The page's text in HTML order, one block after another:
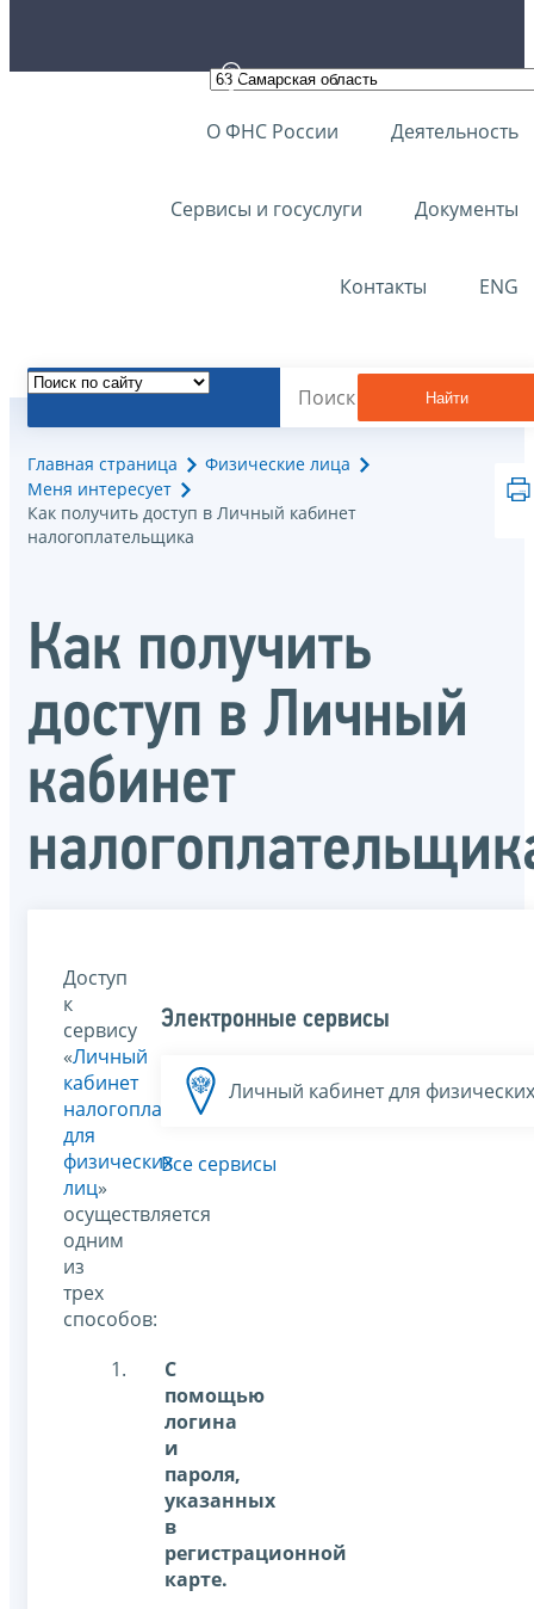
О ФНС России Деятельность
Сервисы и госуслуги Документы
Контакты ENG
Найти
Главная страница
Физические лица
Меня интересует
Как получить доступ в Личный кабинет
налогоплательщика
Как получить
доступ в Личный
кабинет
Доступ
к
сервису
«Личный
кабинет
налогоплательщика
для
физических
лиц»
осуществляется
одним
из
трех
способов:
С
помощью
логина
и
пароля,
указанных
в
регистрационной
карте.
Электронные сервисы
Личный кабинет для
Все сервисы